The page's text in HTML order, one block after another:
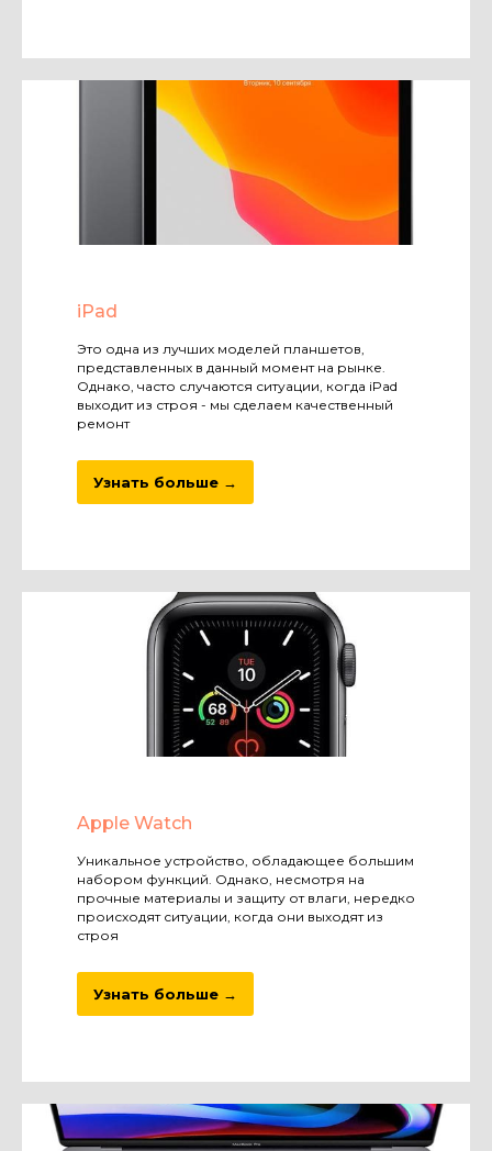
iPad
Это одна из лучших моделей планшетов,
представленных в данный момент на рынке.
Однако, часто случаются ситуации, когда iPad
выходит из строя - мы сделаем качественный
ремонт
Узнать больше →
Apple Watch
Уникальное устройство, обладающее большим
набором функций. Однако, несмотря на
прочные материалы и защиту от влаги, нередко
происходят ситуации, когда они выходят из
строя
Узнать больше →